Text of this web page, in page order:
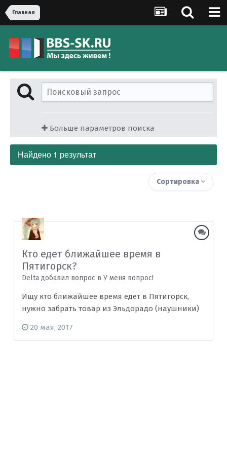
Главная
Больше параметров поиска
Найдено 1 результат
Сортировка
Кто едет ближайшее время в
Пятигорск?
Delta добавил вопрос в У меня вопрос!
Ищу кто ближайшее время едет в Пятигорск,
нужно забрать товар из Эльдорадо (наушники)
20 мая, 2017